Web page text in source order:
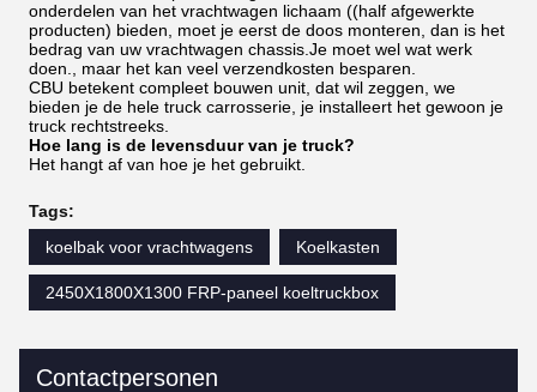
onderdelen van het vrachtwagen lichaam ((half afgewerkte
producten) bieden, moet je eerst de doos monteren, dan is het
bedrag van uw vrachtwagen chassis.Je moet wel wat werk
doen., maar het kan veel verzendkosten besparen.
CBU betekent compleet bouwen unit, dat wil zeggen, we
bieden je de hele truck carrosserie, je installeert het gewoon je
truck rechtstreeks.
Hoe lang is de levensduur van je truck?
Het hangt af van hoe je het gebruikt.
Tags:
koelbak voor vrachtwagens
Koelkasten
2450X1800X1300 FRP-paneel koeltruckbox
Contactpersonen